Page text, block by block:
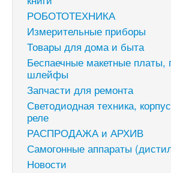
РОБОТОТЕХНИКА
Измерительные приборы
Товары для дома и быта
Беспаечные макетные платы,
шлейфы
Запчасти для ремонта
Светодиодная техника,
реле
РАСПРОДАЖА и АРХИВ
Самогонные аппараты
Новости